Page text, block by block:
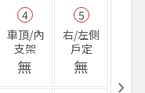
4
車頂/內
支架
無
5
右/左側
戶定
無